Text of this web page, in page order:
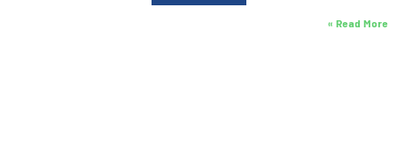
Read More »